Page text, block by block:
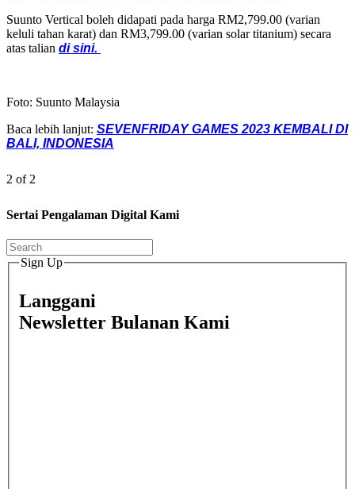
Suunto Vertical boleh didapati pada harga RM2,799.00 (varian
keluli tahan karat) dan RM3,799.00 (varian solar titanium) secara
atas talian di sini.
Foto: Suunto Malaysia
Baca lebih lanjut: SEVENFRIDAY GAMES 2023 KEMBALI DI
BALI, INDONESIA
2 of 2
Sertai Pengalaman Digital Kami
Sign Up
Langgani
Newsletter Bulanan Kami